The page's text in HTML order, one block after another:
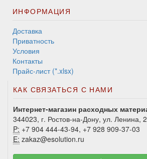
ИНФОРМАЦИЯ
Доставка
Приватность
Условия
Контакты
Прайс-лист (*.xlsx)
КАК СВЯЗАТЬСЯ С НАМИ
Интернет-магазин расходных
344023, г. Ростов-на-Дону, ул. Ленина,
P: +7 904 444-43-94, +7 928 909-37-03
E: zakaz@esolution.ru